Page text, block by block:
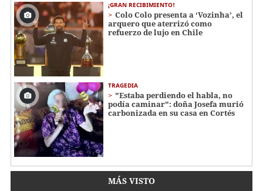
¡GRAN RECIBIMIENTO!
Colo Colo presenta a ‘Vozinha’, el
arquero que aterrizó como
refuerzo de lujo en Chile
TRAGEDIA
"Estaba perdiendo el habla, no
podía caminar": doña Josefa murió
carbonizada en su casa en Cortés
MÁS VISTO